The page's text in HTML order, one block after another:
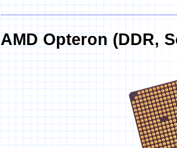
AMD Opteron (DDR,